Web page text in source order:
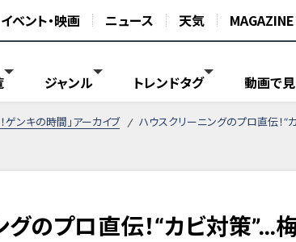
イベント・映画 ニュース 天気 MAGAZINE
ジャンル トレンドタグ 動画で
ゲンキの時間」アーカイブ ハウスクリーニングのプロ直伝！“
グのプロ直伝！“カビ対策”…